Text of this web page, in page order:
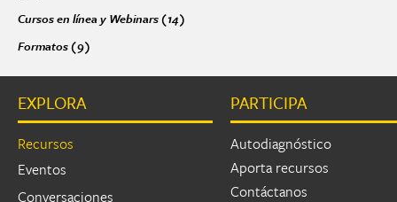
Cursos en línea y Webinars (14)
Formatos (9)
EXPLORA
Recursos
Eventos
Conversaciones
PARTICIPA
Autodiagnóstico
Aporta recursos
Contáctanos